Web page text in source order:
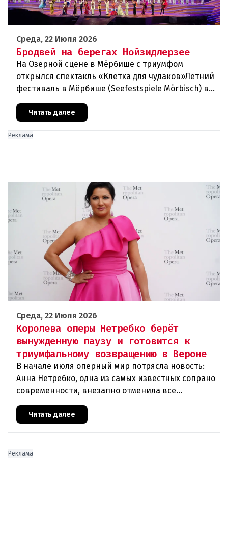
Среда, 22 Июля 2026
Бродвей на берегах Нойзидлерзее
На Озерной сцене в Мёрбише с триумфом
открылся спектакль «Клетка для чудаков»Летний
фестиваль в Мёрбише (Seefestspiele Mörbisch) в
очередной раз подтвердил свой
статусэкспериментальной и прогрессивной
Читать далее
Реклама
Среда, 22 Июля 2026
Королева оперы Нетребко берёт
вынужденную паузу и готовится к
триумфальному возвращению в Вероне
В начале июля оперный мир потрясла новость:
Анна Нетребко, одна из самых известных сопрано
современности, внезапно отменила все
запланированные выступления. Причиной стала
физическая и вокальная истощ
Читать далее
Реклама